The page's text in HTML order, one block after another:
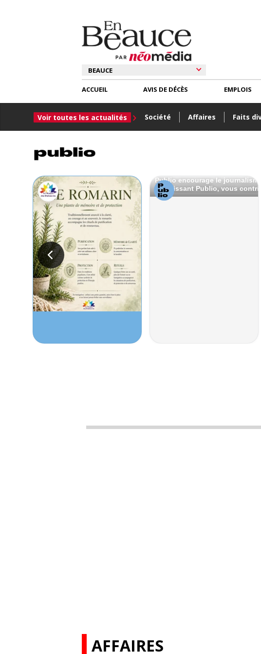
ACCUEIL
Voir toutes les actualités Société Affaires Faits
AVIS DE DÉCÈS EMPLOIS
AFFAIRES